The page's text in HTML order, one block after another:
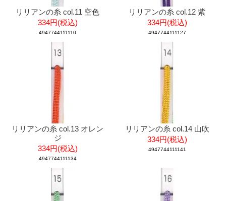
リリアンの糸 col.11 空色
334円(税込)
4947744111110
リリアンの糸 col.12 紫
334円(税込)
4947744111127
リリアンの糸 col.13 オレン
ジ
334円(税込)
4947744111134
リリアンの糸 col.14 山吹
334円(税込)
4947744111141